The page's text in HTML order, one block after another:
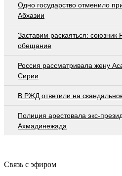
Одно государство отменило
Абхазии
Заставим раскаяться: союзник
обещание
Россия рассматривала жену
Сирии
В РЖД ответили на
Полиция арестовала экс-
Ахмадинежада
Связь с эфиром